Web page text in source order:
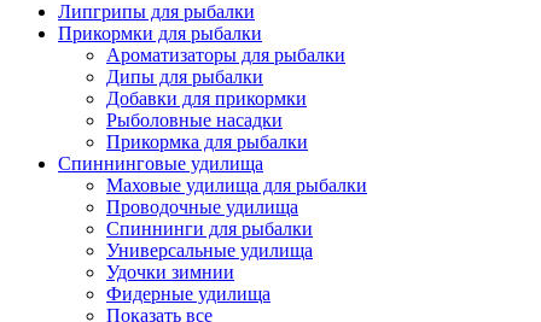
Липгрипы для рыбалки
Прикормки для рыбалки
Ароматизаторы для рыбалки
Дипы для рыбалки
Добавки для прикормки
Рыболовные насадки
Прикормка для рыбалки
Спиннинговые удилища
Маховые удилища для рыбалки
Проводочные удилища
Спиннинги для рыбалки
Универсальные удилища
Удочки зимнии
Фидерные удилища
Показать все